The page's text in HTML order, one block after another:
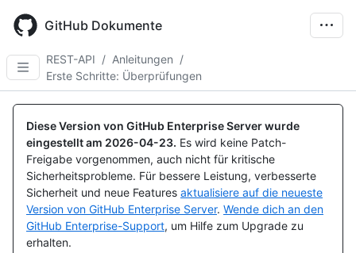
main
content
GitHub Dokumente
REST-API / Anleitungen /
Erste Schritte: Überprüfungen
Diese Version von GitHub Enterprise Server wurde
eingestellt am 2026-04-23. Es wird keine Patch-
Freigabe vorgenommen, auch nicht für kritische
Sicherheitsprobleme. Für bessere Leistung, verbesserte
Sicherheit und neue Features aktualisiere auf die neueste
Version von GitHub Enterprise Server. Wende dich an den
GitHub Enterprise-Support, um Hilfe zum Upgrade zu
erhalten.